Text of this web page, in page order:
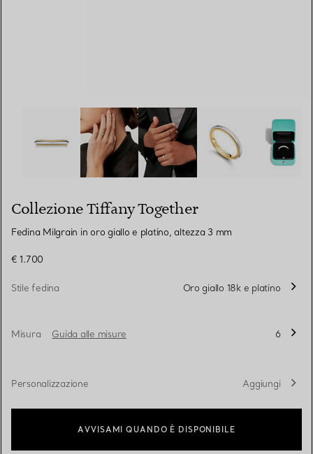
Collezione Tiffany Together:Fedina Milgrain in oro giallo
Collezione Tiffany Together
Fedina Milgrain in oro giallo e platino, altezza 3 mm
€ 1.700
Stile fedina Oro giallo 18k e platino
Misura Guida alle misure 6
Personalizzazione Aggiungi
AVVISAMI QUANDO È DISPONIBILE